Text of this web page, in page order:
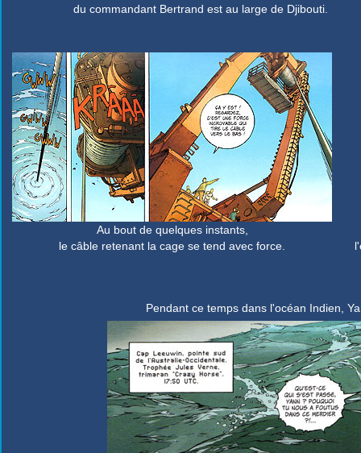
du commandant Bertrand est au large de Djibouti.
Au bout de quelques instants,
le câble retenant la cage se tend avec force.
Pendant ce temps dans l'océan Indien,